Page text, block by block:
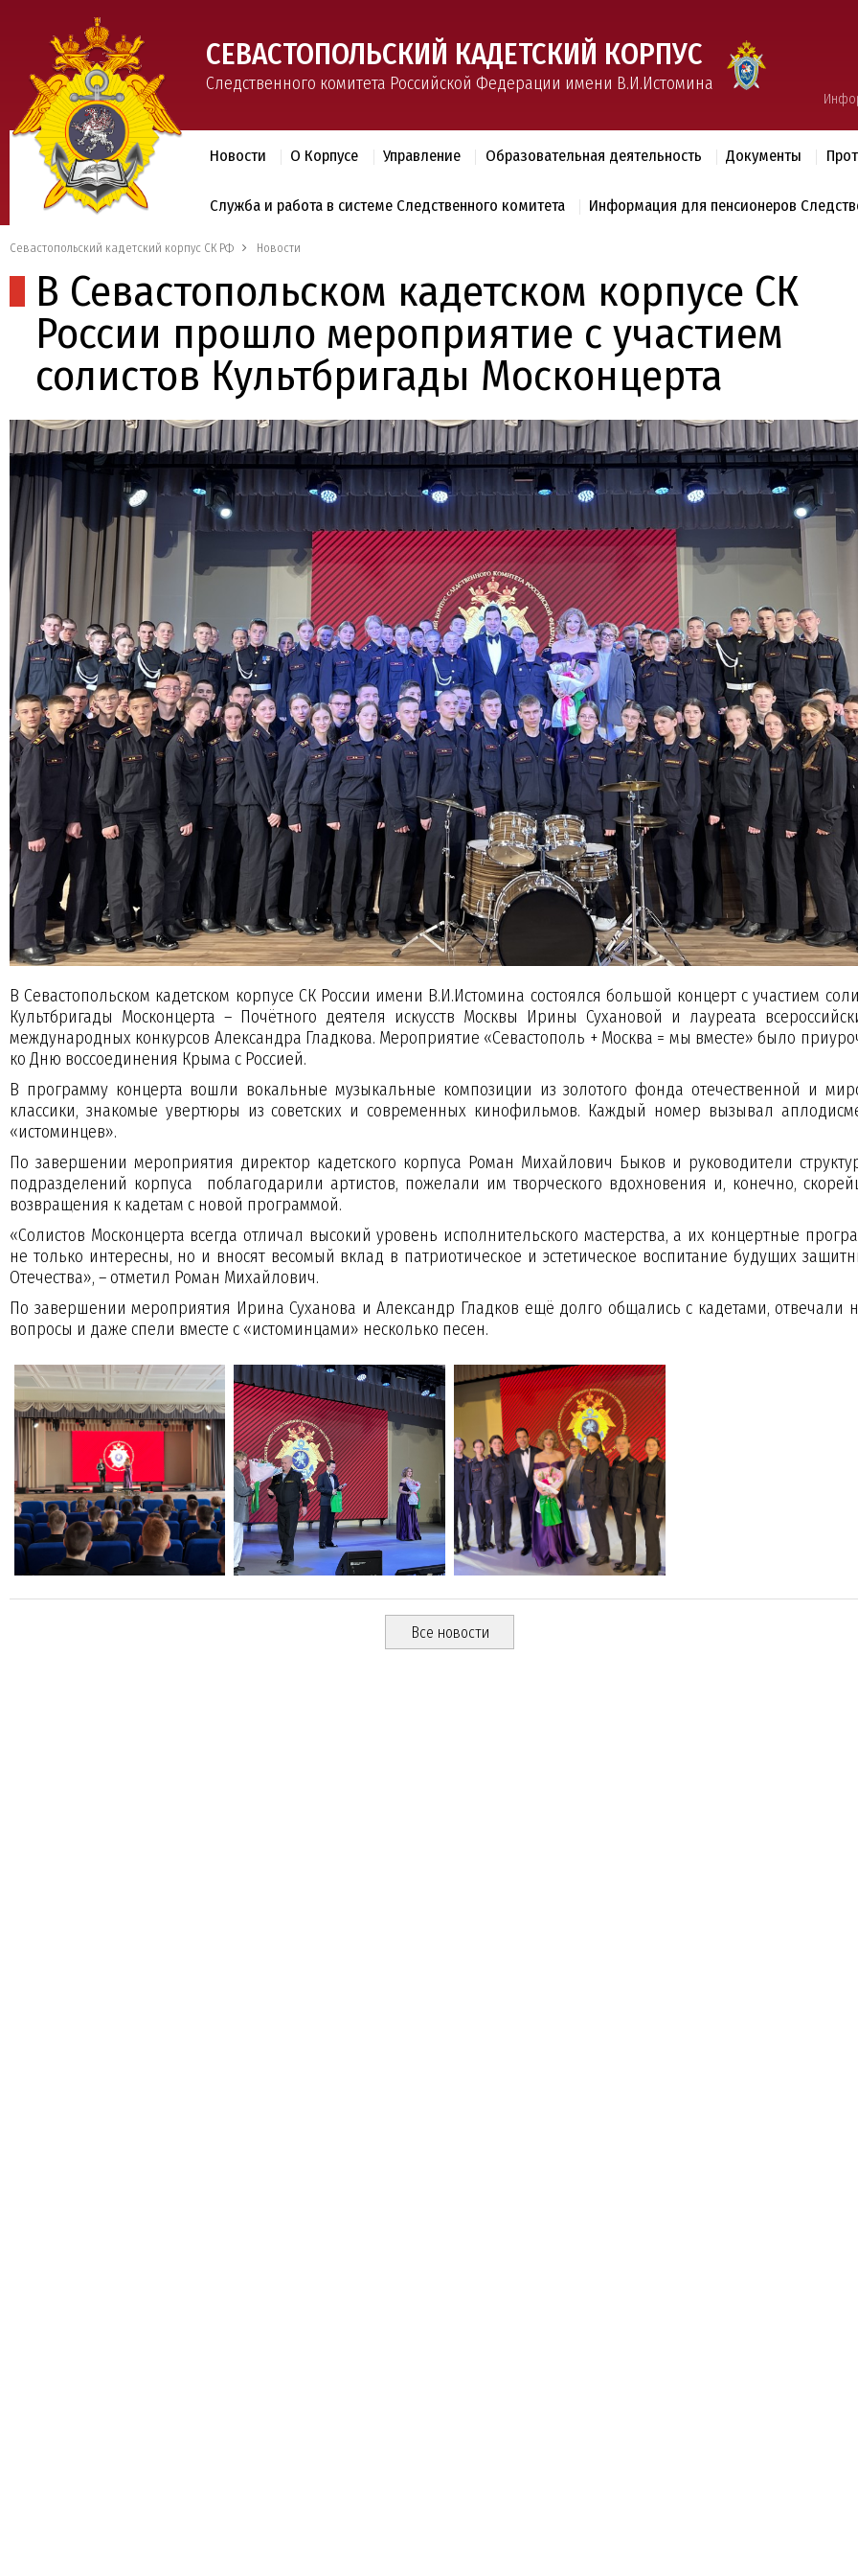
СЕВАСТОПОЛЬСКИЙ КАДЕТСКИЙ КОРПУС
Следственного комитета Российской Федерации имени В.И.Истомина
Новости О Корпусе Управление Образовательная деятельность Документы
Служба и работа в системе Следственного комитета Информация для пенсионеров
Севастопольский кадетский корпус СК РФ Новости
В Севастопольском кадетском корпусе СК
России прошло мероприятие с участием
солистов Культбригады Москонцерта
В Севастопольском кадетском корпусе СК России имени В.И.Истомина состоялся большой концерт с участием
Культбригады Москонцерта – Почётного деятеля искусств Москвы Ирины Сухановой и лауреата
международных конкурсов Александра Гладкова. Мероприятие «Севастополь + Москва = мы вместе» было
ко Дню воссоединения Крыма с Россией.
В программу концерта вошли вокальные музыкальные композиции из золотого фонда отечественной и
классики, знакомые увертюры из советских и современных кинофильмов. Каждый номер вызывал
«истоминцев».
По завершении мероприятия директор кадетского корпуса Роман Михайлович Быков и руководители
подразделений корпуса поблагодарили артистов, пожелали им творческого вдохновения и, конечно,
возвращения к кадетам с новой программой.
«Солистов Москонцерта всегда отличал высокий уровень исполнительского мастерства, а их концертные
не только интересны, но и вносят весомый вклад в патриотическое и эстетическое воспитание будущих
Отечества», – отметил Роман Михайлович.
По завершении мероприятия Ирина Суханова и Александр Гладков ещё долго общались с кадетами, отвечали
вопросы и даже спели вместе с «истоминцами» несколько песен.
Все новости
Баканов Ярослав Игоревич
вице-младший сержант, 111 взвод
Ларионов Дмитрий
Константинович
вице-младший сержант, 111 взвод
Ромашкин Никита Алексеевич
кадет, 102 взвод
Яковлев
вице-младший